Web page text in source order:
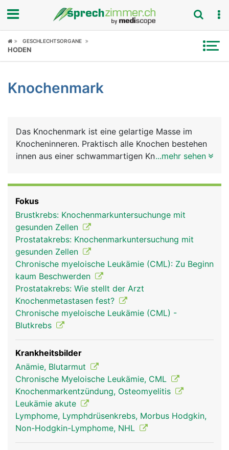
Fokus
Symptome
News
Rubriken
GESCHLECHTSORGANE
HODEN
Knochenmark
Das Knochenmark ist eine gelartige Masse im
Knocheninneren. Praktisch alle Knochen bestehen
innen aus einer schwammartigen Knochenstruktur,
Blutzellen gebildet, die wichtige Aufgaben erfüllen.
Diese umfassen die roten Blutkörperchen
(Erythrozyten) zum Sauerstofftransport im Blut,
die weissen Blutkörperchen (Leukozyten) zur
Abwehr von Infektionen und die Blutplättchen
(Thrombozyten) zur Blutstillung. Im Knochenmark
wird ausserdem ein Teil des Blutes als "Reserve"
gespeichert. Bei einer Verletzung mit schnellem
Blutverlust können diese Blutreserven
herangezogen werden. Knochenmark ist nicht zu
verwechseln mit dem Rückenmark in der
Wirbelsäule.
...mehr sehen
Fokus
Brustkrebs: Knochenmarkuntersuchunge mit
gesunden Zellen
Prostatakrebs: Knochenmarkuntersuchung mit
gesunden Zellen
Chronische myeloische Leukämie (CML): Zu Beginn
kaum Beschwerden
Prostatakrebs: Wie stellt der Arzt
Knochenmetastasen fest?
Chronische myeloische Leukämie (CML) -
Blutkrebs
Krankheitsbilder
Anämie, Blutarmut
Chronische Myeloische Leukämie, CML
Knochenmarkentzündung, Osteomyelitis
Leukämie akute
Lymphome, Lymphdrüsenkrebs, Morbus Hodgkin,
Non-Hodgkin-Lymphome, NHL